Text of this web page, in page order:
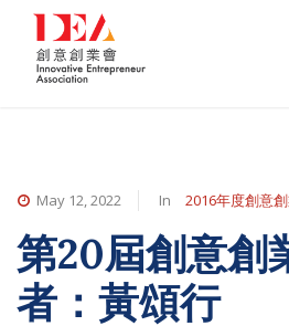
May 12, 2022 In 2016年度創意
第20屆創意創
者：黃頌行